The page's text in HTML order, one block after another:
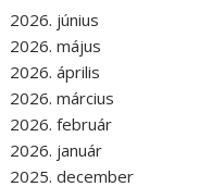
2026. június
2026. május
2026. április
2026. március
2026. február
2026. január
2025. december